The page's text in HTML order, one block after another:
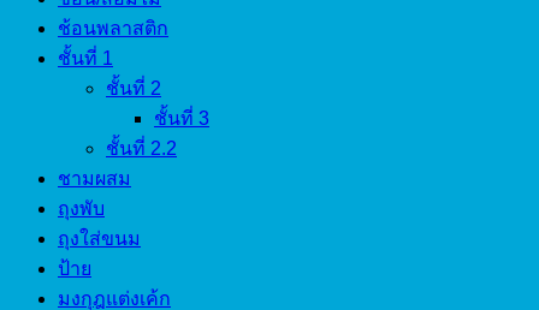
ช้อนพลาสติก
ชั้นที่ 1
ชั้นที่ 2
ชั้นที่ 3
ชั้นที่ 2.2
ชามผสม
ถุงพับ
ถุงใส่ขนม
ป้าย
มงกุฎแต่งเค้ก